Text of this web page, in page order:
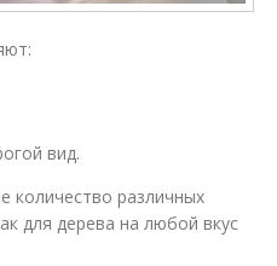
вид.
количество различных
для дерева на любой вкус